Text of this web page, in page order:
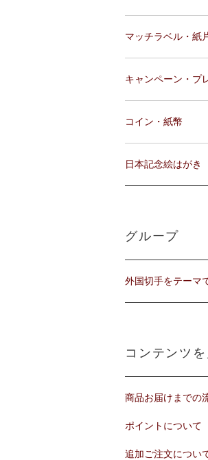
マッチラベル・紙
キャンペーン・プ
コイン・紙幣
日本記念絵はがき
グループ
外国切手をテーマ
コンテンツを
商品お届けまでの
ポイントについて
追加ご注文につい